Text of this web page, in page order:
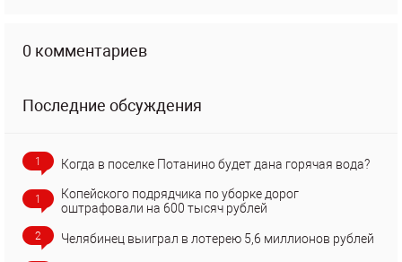
0 комментариев
Последние обсуждения
1 Когда в поселке Потанино будет дана горячая вода?
1
Копейского подрядчика по уборке дорог
оштрафовали на 600 тысяч рублей
2 Челябинец выиграл в лотерею 5,6 миллионов рублей